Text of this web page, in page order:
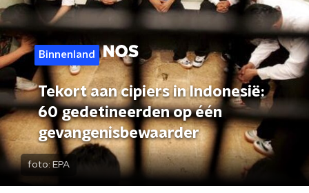
Binnenland
Tekort aan cipiers in Indonesië:
60 gedetineerden op één
gevangenisbewaarder
foto: EPA